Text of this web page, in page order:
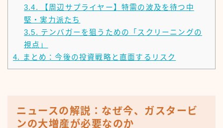
3.4.
【周辺サプライヤー】特需の波及を待つ中
堅・実力派たち
3.5. テンバガーを狙うための「スクリーニングの
視点」
4.
まとめ：今後の投資戦略と直面するリスク
ニュースの解説：なぜ今、ガスタービ
ンの大増産が必要なのか